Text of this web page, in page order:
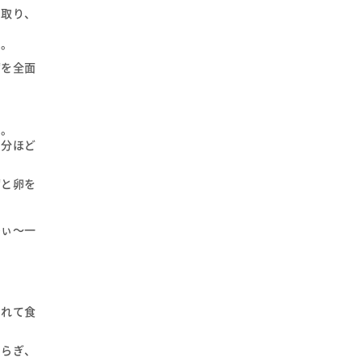
り、
全面
ほど
卵を
～一
て食
ぎ、